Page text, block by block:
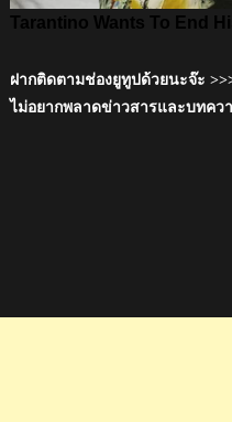
ฝากติดตามช่องยูทูปด้วยนะจ๊ะ
ไม่อยากพลาดข่าวสารและบทคว